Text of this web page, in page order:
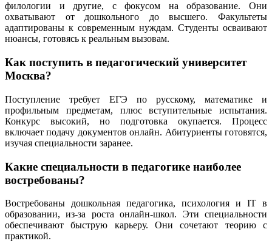
филологии и другие, с фокусом на образование. Они
охватывают от дошкольного до высшего. Факультеты
адаптированы к современным нуждам. Студенты осваивают
нюансы, готовясь к реальным вызовам.
Как поступить в педагогический университет
Москва?
Поступление требует ЕГЭ по русскому, математике и
профильным предметам, плюс вступительные испытания.
Конкурс высокий, но подготовка окупается. Процесс
включает подачу документов онлайн. Абитуриенты готовятся,
изучая специальности заранее.
Какие специальности в педагогике наиболее
востребованы?
Востребованы дошкольная педагогика, психология и IT в
образовании, из-за роста онлайн-школ. Эти специальности
обеспечивают быструю карьеру. Они сочетают теорию с
практикой.